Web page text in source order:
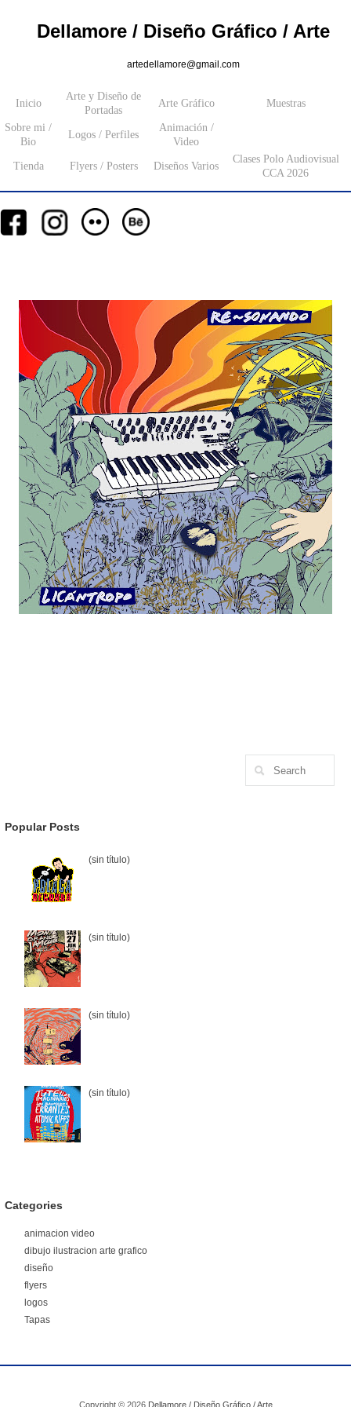
Dellamore / Diseño Gráfico / Arte
artedellamore@gmail.com
Inicio
Arte y Diseño de
Portadas
Arte Gráfico Muestras
Sobre mi /
Bio
Logos / Perfiles
Animación /
Video
Tienda Flyers / Posters Diseños Varios
Clases Polo Audiovisual
CCA 2026
Popular Posts
(sin título)
(sin título)
(sin título)
(sin título)
Categories
animacion video
dibujo ilustracion arte grafico
diseño
flyers
logos
Tapas
Copyright © 2026 Dellamore / Diseño Gráfico / Arte